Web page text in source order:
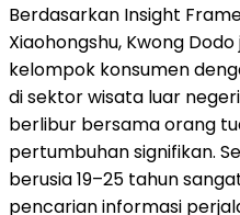
Berdasarkan Insight
Xiaohongshu, Kwong
kelompok konsumen
di sektor wisata luar
berlibur bersama orang
pertumbuhan signifikan.
berusia 19–25 tahun
pencarian informasi